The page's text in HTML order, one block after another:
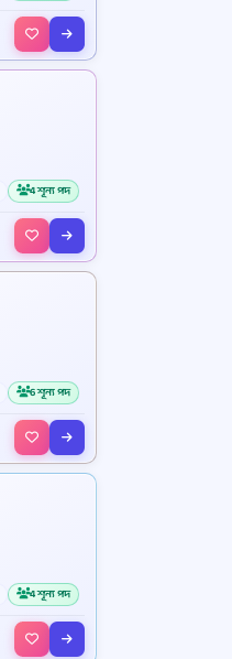
4 শূন্য পদ
6 শূন্য পদ
4 শূন্য পদ